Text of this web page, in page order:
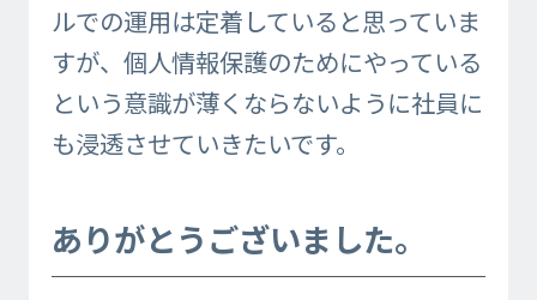
ルでの運用は定着していると思っていま
すが、個人情報保護のためにやっている
という意識が薄くならないように社員に
も浸透させていきたいです。
ありがとうございました。